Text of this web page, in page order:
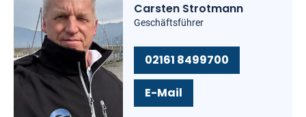
Carsten Strotmann
Geschäftsführer
02161 8499700
E-Mail